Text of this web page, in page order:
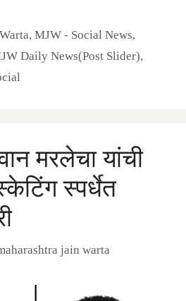
,MJW - Social News,
Daily News(Post Slider),
मरलेचा यांची
स्पर्धेत
jain warta